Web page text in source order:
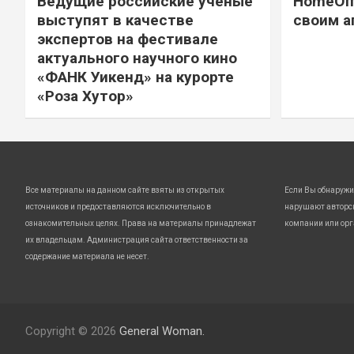
выступят в качестве
экспертов на фестивале
актуального научного кино
«ФАНК Уикенд» на курорте
«Роза Хутор»
своим
Все материалы на данном сайте взяты из открытых
источников и предоставляются исключительно в
ознакомительных целях. Права на материалы принадлежат
их владельцам. Администрация сайта ответственности за
содержание материала не несет.
Если Вы
нарушают
компании или
Copyright © 2026 General Woman.